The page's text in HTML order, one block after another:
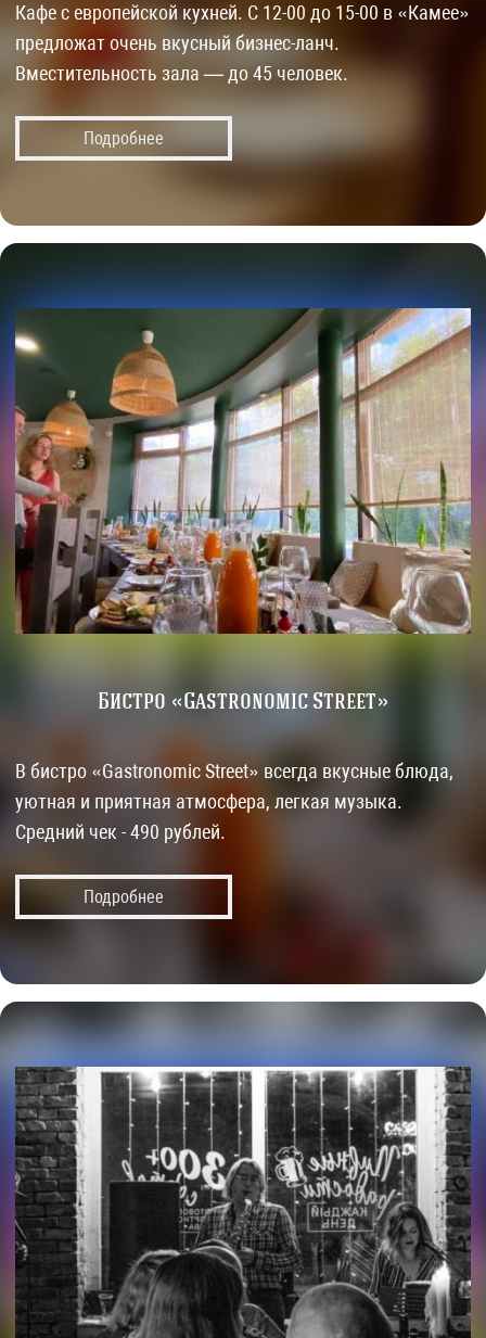
Кафе с европейской кухней. С 12-00 до 15-00 в «Камее»
предложат очень вкусный бизнес-ланч.
Вместительность зала — до 45 человек.
Подробнее
Бистро «Gastronomic Street»
В бистро «Gastronomic Street» всегда вкусные блюда,
уютная и приятная атмосфера, легкая музыка.
Средний чек - 490 рублей.
Подробнее